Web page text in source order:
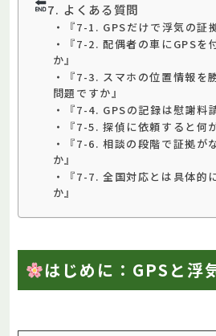
7. よくある質問
・『7-1. GPSだけで浮気の証
・『7-2. 配偶者の車にGPSを
か』
・『7-3. スマホの位置情報を
問題ですか』
・『7-4. GPSの記録は慰謝料
・『7-5. 探偵に依頼すると何
・『7-6. 相談の段階で証拠が
か』
・『7-7. 全国対応とは具体的
か』
はじめに：GPSと浮